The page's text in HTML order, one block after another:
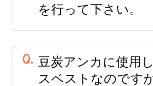
を行って下さい。
豆炭アンカに使用
スベストなのですか